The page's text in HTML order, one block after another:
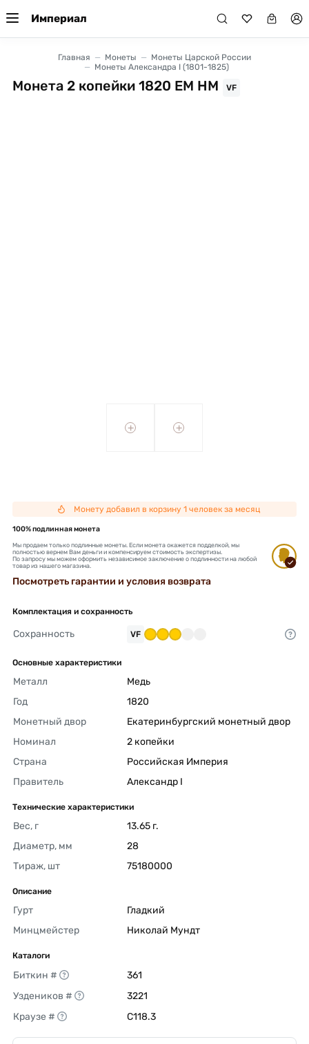
Империал
Главная Монеты
Монеты Царской России
Монеты Александра I (1801-1825)
Монета 2 копейки 1820 ЕМ НМ VF
+ +
Монету добавил в корзину 1 человек за месяц
100% подлинная монета
Мы продаем только подлинные монеты. Если монета окажется подделкой, мы
полностью вернем Вам деньги и компенсируем стоимость экспертизы.
По запросу мы можем оформить независимое заключение о подлинности на любой
товар из нашего магазина.
Посмотреть гарантии и условия возврата
Комплектация и сохранность
Сохранность VF
Основные характеристики
Металл
Медь
Год
1820
Монетный двор
Екатеринбургский монетный двор
Номинал
2 копейки
Страна
Российская Империя
Правитель
Александр I
Технические характеристики
Вес, г
13.65 г.
Диаметр, мм
28
Тираж, шт
75180000
Описание
Гурт
Гладкий
Минцмейстер
Николай Мундт
Каталоги
Биткин #
361
Уздеников #
3221
Краузе #
C118.3